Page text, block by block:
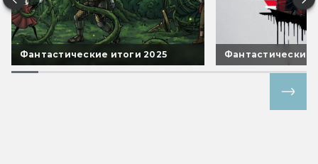
Фантастические итоги 2025 Фантастические